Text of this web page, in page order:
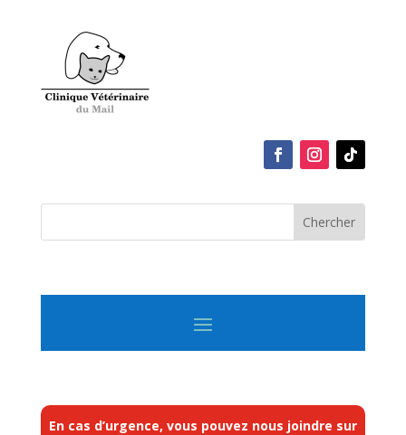
En cas d’urgence, vous pouvez nous joindre sur